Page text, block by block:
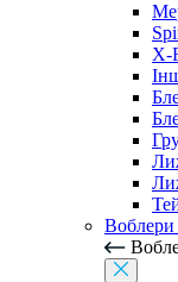
X-
Воблери